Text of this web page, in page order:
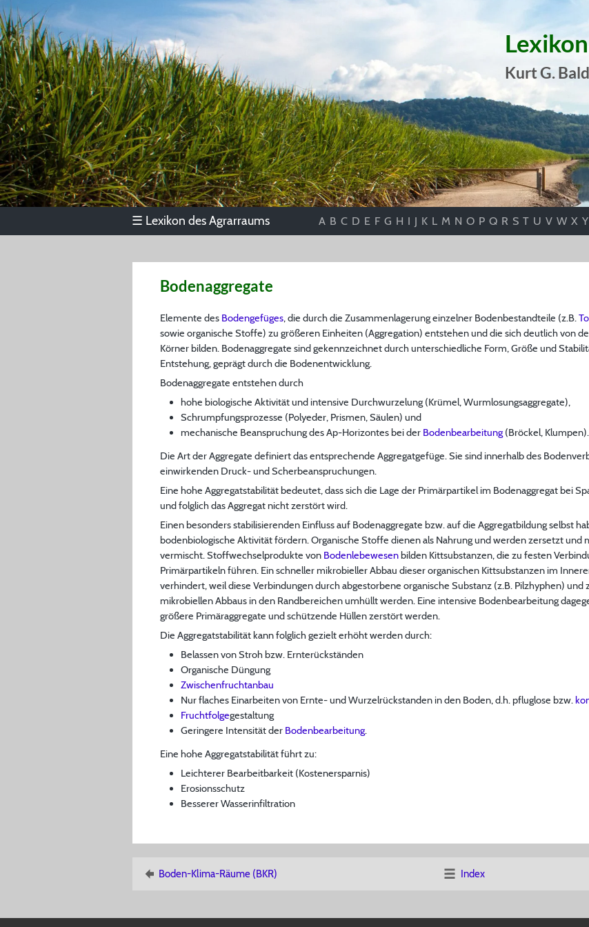
Kurt G.
☰ Lexikon des Agrarraums A B C D E F G H I J K L M N O P Q R S T U V W X Y
Bodenaggregate
Elemente des Bodengefüges, die durch die Zusammenlagerung einzelner Bodenbestandteile (z.B.
sowie organische Stoffe) zu größeren Einheiten (Aggregation) entstehen und die sich deutlich von
Körner bilden. Bodenaggregate sind gekennzeichnet durch unterschiedliche Form, Größe und
Entstehung, geprägt durch die Bodenentwicklung.
Bodenaggregate entstehen durch
hohe biologische Aktivität und intensive Durchwurzelung (Krümel, Wurmlosungsaggregate),
Schrumpfungsprozesse (Polyeder, Prismen, Säulen) und
mechanische Beanspruchung des Ap-Horizontes bei der Bodenbearbeitung (Bröckel, Klumpen).
Die Art der Aggregate definiert das entsprechende Aggregatgefüge. Sie sind innerhalb des
einwirkenden Druck- und Scherbeanspruchungen.
Eine hohe Aggregatstabilität bedeutet, dass sich die Lage der Primärpartikel im Bodenaggregat bei
und folglich das Aggregat nicht zerstört wird.
Einen besonders stabilisierenden Einfluss auf Bodenaggregate bzw. auf die Aggregatbildung selbst
bodenbiologische Aktivität fördern. Organische Stoffe dienen als Nahrung und werden zersetzt und
vermischt. Stoffwechselprodukte von Bodenlebewesenbilden Kittsubstanzen, die zu festen
Primärpartikeln führen. Ein schneller mikrobieller Abbau dieser organischen Kittsubstanzen im
verhindert, weil diese Verbindungen durch abgestorbene organische Substanz (z.B. Pilzhyphen)
mikrobiellen Abbaus in den Randbereichen umhüllt werden. Eine intensive Bodenbearbeitung
größere Primäraggregate und schützende Hüllen zerstört werden.
Die Aggregatstabilität kann folglich gezielt erhöht werden durch:
Belassen von Stroh bzw. Ernterückständen
Organische Düngung
Zwischenfruchtanbau
Nur flaches Einarbeiten von Ernte- und Wurzelrückstanden in den Boden, d.h. pfluglose bzw.
Fruchtfolgegestaltung
Geringere Intensität der Bodenbearbeitung.
Eine hohe Aggregatstabilität führt zu:
Leichterer Bearbeitbarkeit (Kostenersparnis)
Erosionsschutz
Besserer Wasserinfiltration
Boden-Klima-Räume (BKR) Index